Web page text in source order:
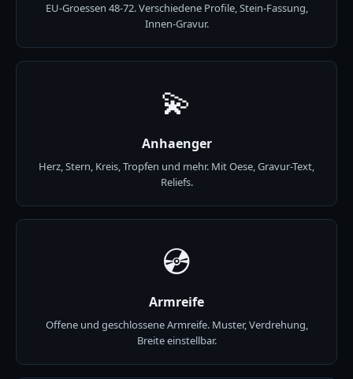
EU-Groessen 48-72. Verschiedene Profile, Stein-Fassung,
Innen-Gravur.
💫
Anhaenger
Herz, Stern, Kreis, Tropfen und mehr. Mit Oese, Gravur-Text,
Reliefs.
💿
Armreife
Offene und geschlossene Armreife. Muster, Verdrehung,
Breite einstellbar.